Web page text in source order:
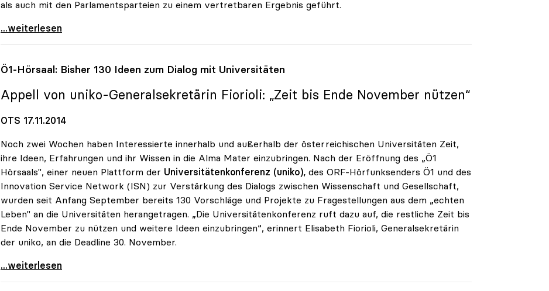
als auch mit den Parlamentsparteien zu einem vertretbaren Ergebnis geführt.
UG-Novelle: uniko begrüsst konstruktive Haltung
...weiterlesen
Ö1-Hörsaal: Bisher 130 Ideen zum Dialog mit Universitäten
Appell von uniko-Generalsekretärin Fiorioli: „Zeit bis Ende November nützen“
OTS 17.11.2014
Noch zwei Wochen haben Interessierte innerhalb und außerhalb der österreichischen Universitäten Zeit,
ihre Ideen, Erfahrungen und ihr Wissen in die Alma Mater einzubringen. Nach der Eröffnung des „Ö1
Hörsaals", einer neuen Plattform der Universitätenkonferenz (uniko), des ORF-Hörfunksenders Ö1 und des
Innovation Service Network (ISN) zur Verstärkung des Dialogs zwischen Wissenschaft und Gesellschaft,
wurden seit Anfang September bereits 130 Vorschläge und Projekte zu Fragestellungen aus dem „echten
Leben" an die Universitäten herangetragen. „Die Universitätenkonferenz ruft dazu auf, die restliche Zeit bis
Ende November zu nützen und weitere Ideen einzubringen“, erinnert Elisabeth Fiorioli, Generalsekretärin
der uniko, an die Deadline 30. November.
Ö1-Hörsaal: Bisher 130 Ideen zum Dialog mit
...weiterlesen